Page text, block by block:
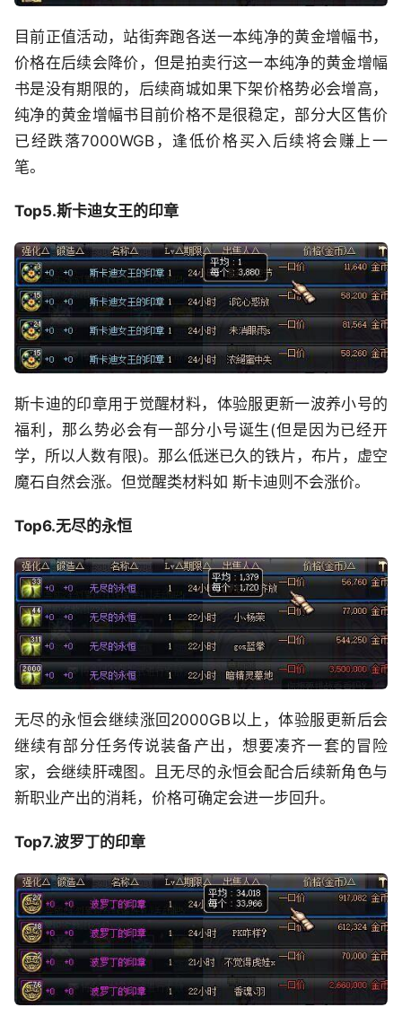
目前正值活动，站街奔跑各送一本纯净的黄金增幅书，
价格在后续会降价，但是拍卖行这一本纯净的黄金增幅
书是没有期限的，后续商城如果下架价格势必会增高，
纯净的黄金增幅书目前价格不是很稳定，部分大区售价
已经跌落7000WGB，逢低价格买入后续将会赚上一
笔。
Top5.斯卡迪女王的印章
斯卡迪的印章用于觉醒材料，体验服更新一波养小号的
福利，那么势必会有一部分小号诞生(但是因为已经开
学，所以人数有限)。那么低迷已久的铁片，布片，虚空
魔石自然会涨。但觉醒类材料如 斯卡迪则不会涨价。
Top6.无尽的永恒
无尽的永恒会继续涨回2000GB以上，体验服更新后会
继续有部分任务传说装备产出，想要凑齐一套的冒险
家，会继续肝魂图。且无尽的永恒会配合后续新角色与
新职业产出的消耗，价格可确定会进一步回升。
Top7.波罗丁的印章